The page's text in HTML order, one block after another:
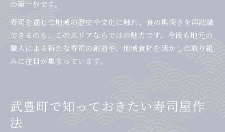
の第一歩です。
寿司を通じて地域の歴史や文化に触れ、食の奥深さを再認識
できるのも、このエリアならではの魅力です。今後も地元の
職人による新たな寿司の創造や、地域食材を活かした取り組
みに注目が集まっています。
武豊町で知っておきたい寿司屋作
法